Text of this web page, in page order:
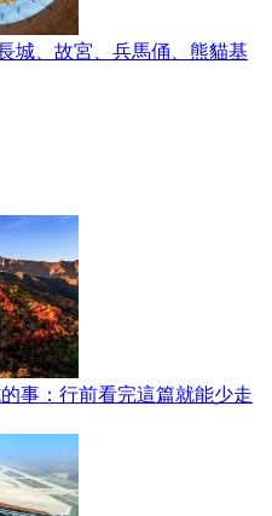
城、故宮、兵馬俑、熊貓基
事：行前看完這篇就能少走